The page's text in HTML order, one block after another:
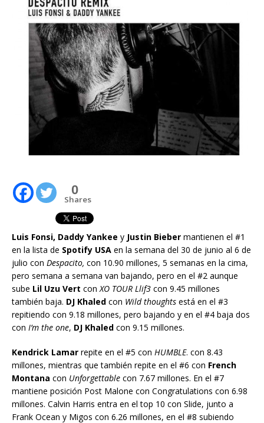
0
Shares
Luis Fonsi, Daddy Yankee y Justin Bieber mantienen el #1
en la lista de Spotify USA en la semana del 30 de junio al 6 de
julio con Despacito, con 10.90 millones, 5 semanas en la cima,
pero semana a semana van bajando, pero en el #2 aunque
sube Lil Uzu Vert con XO TOUR Llif3 con 9.45 millones
también baja. DJ Khaled con Wild thoughts está en el #3
repitiendo con 9.18 millones, pero bajando y en el #4 baja dos
con I’m the one, DJ Khaled con 9.15 millones.
Kendrick Lamar repite en el #5 con HUMBLE. con 8.43
millones, mientras que también repite en el #6 con French
Montana con Unforgettable con 7.67 millones. En el #7
mantiene posición Post Malone con Congratulations con 6.98
millones. Calvin Harris entra en el top 10 con Slide, junto a
Frank Ocean y Migos con 6.26 millones, en el #8 subiendo